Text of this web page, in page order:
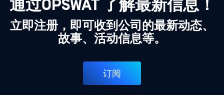
通过OPSWAT 了解最新信息！
立即注册，即可收到公司的最新动态、
故事、活动信息等。
订阅